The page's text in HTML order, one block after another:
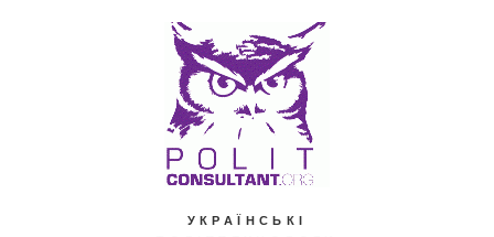
УКРАЇНСЬКІ